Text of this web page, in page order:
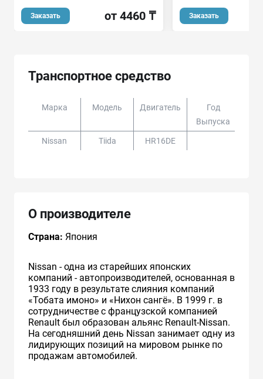
Заказать от 4460 ₸ Заказать
Транспортное средство
Марка Модель Двигатель
Год
Выпуска
Nissan Tiida HR16DE
О производителе
Страна: Япония
Nissan - одна из старейших японских
компаний - автопроизводителей, основанная в
1933 году в результате слияния компаний
«Тобата имоно» и «Нихон сангё». В 1999 г. в
сотрудничестве с французcкой компанией
Renault был образован альянс Renault-Nissan.
На сегодняшний день Nissan занимает одну из
лидирующих позиций на мировом рынке по
продажам автомобилей.